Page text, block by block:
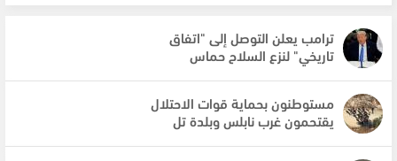
ترامب يعلن التوصل إلى "اتفاق
تاريخي" لنزع السلاح حماس
مستوطنون بحماية قوات الاحتلال
يقتحمون غرب نابلس وبلدة تل